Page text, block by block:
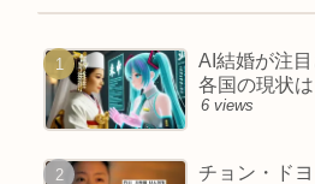
AI結婚が注目
各国の現状は
6 views
チョン・ド